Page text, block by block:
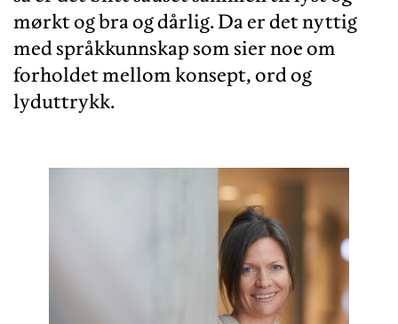
mørkt og bra og dårlig. Da er det nyttig
med språkkunnskap som sier noe om
forholdet mellom konsept, ord og
lyduttrykk.